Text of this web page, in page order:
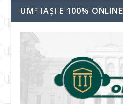
UMF IAȘI E 100% ONLINE